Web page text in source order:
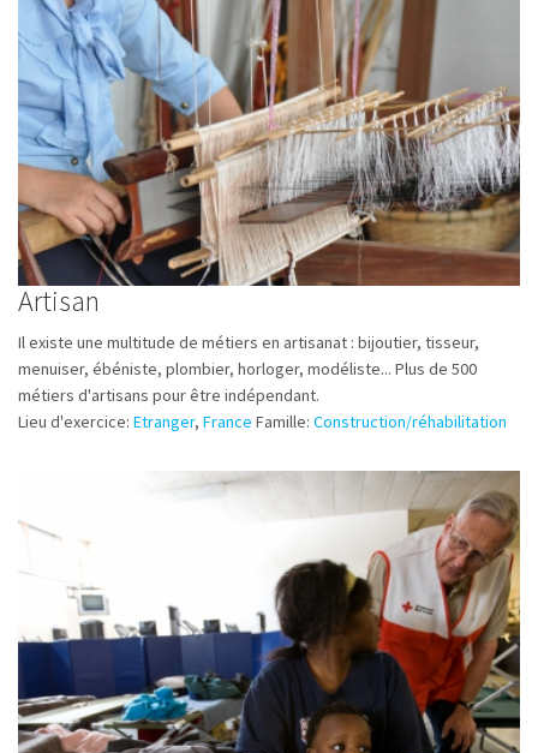
Artisan
Il existe une multitude de métiers en artisanat : bijoutier, tisseur,
menuiser, ébéniste, plombier, horloger, modéliste... Plus de 500
métiers d'artisans pour être indépendant.
Lieu d'exercice: Etranger, France Famille: Construction/réhabilitation